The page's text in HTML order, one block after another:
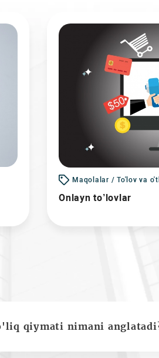
Maqolalar / To'lov va
Onlayn to’lovlar
qiymati nimani